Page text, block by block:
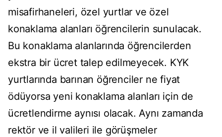
misafirhaneleri, özel yurtlar ve özel
konaklama alanları öğrencilerin sunulacak.
Bu konaklama alanlarında öğrencilerden
ekstra bir ücret talep edilmeyecek. KYK
yurtlarında barınan öğrenciler ne fiyat
ödüyorsa yeni konaklama alanları için de
ücretlendirme aynısı olacak. Aynı zamanda
rektör ve il valileri ile görüşmeler